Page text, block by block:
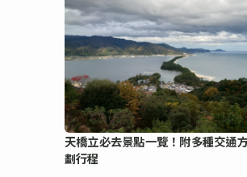
天橋立必去景點一覽！附多種交通
劃行程